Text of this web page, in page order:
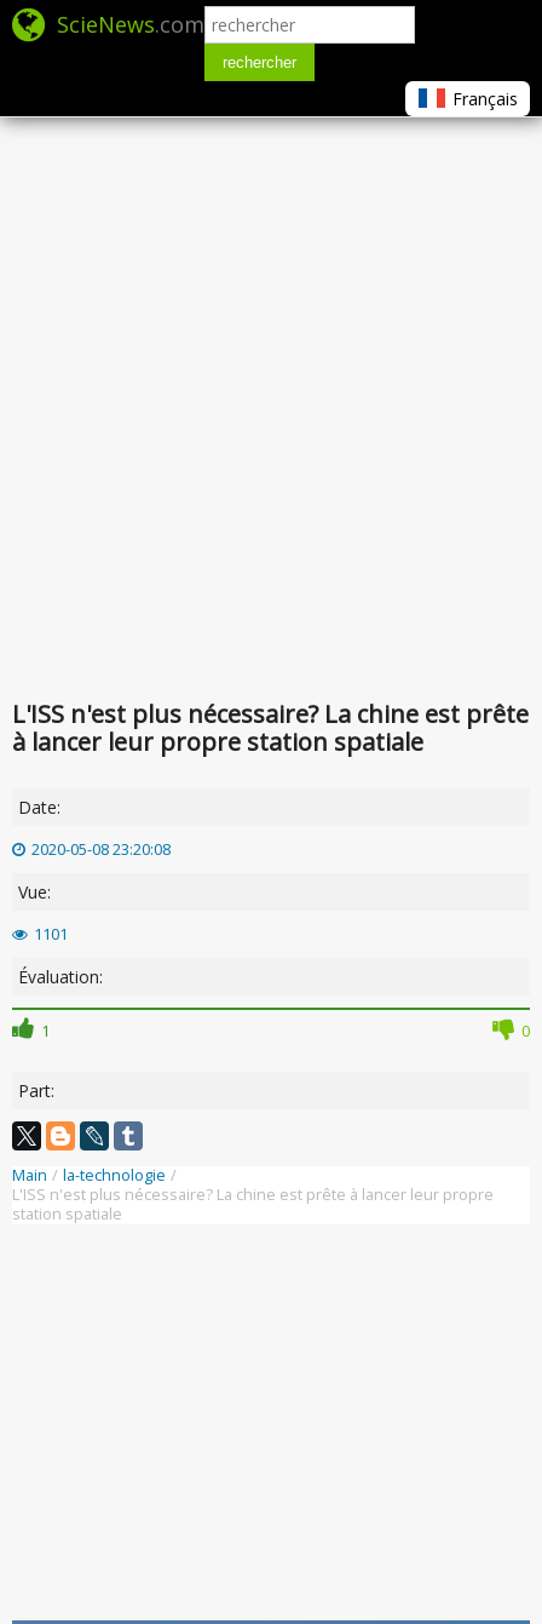
ScieNews.com
rechercher
Français
L'ISS n'est plus nécessaire? La chine est prête
à lancer leur propre station spatiale
Date:
2020-05-08 23:20:08
Vue:
1101
Évaluation:
1 0
Part:
Main / la-technologie /
L'ISS n'est plus nécessaire? La chine est prête à lancer leur propre
station spatiale